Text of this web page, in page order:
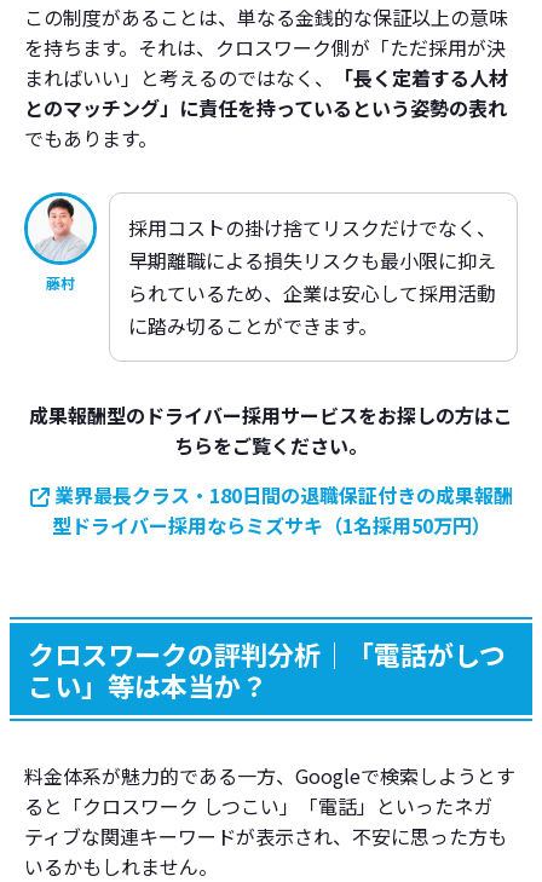
この制度があることは、単なる金銭的な保証以上の意味
を持ちます。それは、クロスワーク側が「ただ採用が決
まればいい」と考えるのではなく、
「長く定着する人材
とのマッチング」に責任を持っているという姿勢の表れ
でもあります。
藤村
採用コストの掛け捨てリスクだけでなく、
早期離職による損失リスクも最小限に抑え
られているため、企業は安心して採用活動
に踏み切ることができます。
成果報酬型のドライバー採用サービスをお探しの方はこ
ちらをご覧ください。
業界最長クラス・180日間の退職保証付きの成果報酬
型ドライバー採用ならミズサキ（1名採用50万円）
クロスワークの評判分析｜「電話がしつ
こい」等は本当か？
料金体系が魅力的である一方、Googleで検索しようとす
ると「クロスワーク しつこい」「電話」といったネガ
ティブな関連キーワードが表示され、不安に思った方も
いるかもしれません。